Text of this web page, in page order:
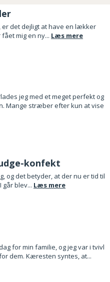
er det dejligt at have en lækker
mig en ny... Læs mere
jeg med et meget perfekt og
Mange stræber efter kun at vise
konfekt
og det betyder, at der nu er tid til
går blev... Læs mere
for min familie, og jeg var i tvivl
dem. Kæresten syntes, at...